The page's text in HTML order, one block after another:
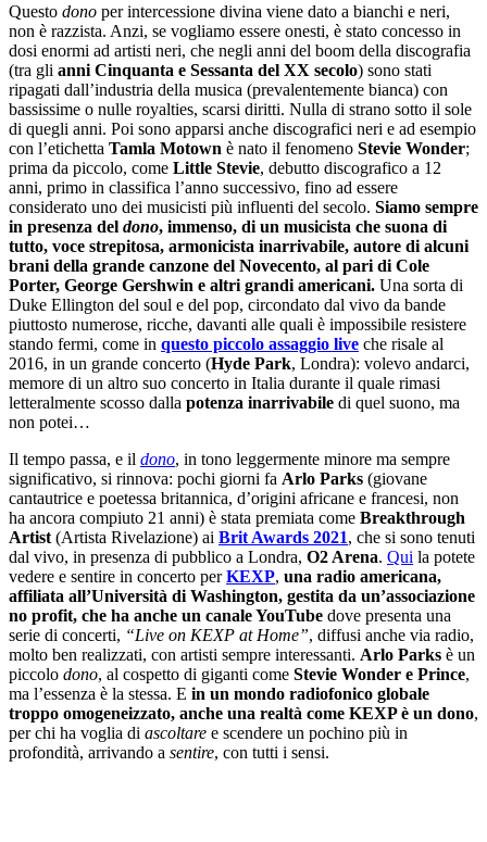
Questo dono per intercessione divina viene dato a bianchi e neri,
non è razzista. Anzi, se vogliamo essere onesti, è stato concesso in
dosi enormi ad artisti neri, che negli anni del boom della discografia
(tra gli anni Cinquanta e Sessanta del XX secolo) sono stati
ripagati dall’industria della musica (prevalentemente bianca) con
bassissime o nulle royalties, scarsi diritti. Nulla di strano sotto il sole
di quegli anni. Poi sono apparsi anche discografici neri e ad esempio
con l’etichetta Tamla Motown è nato il fenomeno Stevie Wonder;
prima da piccolo, come Little Stevie, debutto discografico a 12
anni, primo in classifica l’anno successivo, fino ad essere
considerato uno dei musicisti più influenti del secolo. Siamo sempre
in presenza del dono, immenso, di un musicista che suona di
tutto, voce strepitosa, armonicista inarrivabile, autore di alcuni
brani della grande canzone del Novecento, al pari di Cole
Porter, George Gershwin e altri grandi americani. Una sorta di
Duke Ellington del soul e del pop, circondato dal vivo da bande
piuttosto numerose, ricche, davanti alle quali è impossibile resistere
stando fermi, come in questo piccolo assaggio live che risale al
2016, in un grande concerto (Hyde Park, Londra): volevo andarci,
memore di un altro suo concerto in Italia durante il quale rimasi
letteralmente scosso dalla potenza inarrivabile di quel suono, ma
non potei…
Il tempo passa, e il dono, in tono leggermente minore ma sempre
significativo, si rinnova: pochi giorni fa Arlo Parks (giovane
cantautrice e poetessa britannica, d’origini africane e francesi, non
ha ancora compiuto 21 anni) è stata premiata come Breakthrough
Artist (Artista Rivelazione) ai Brit Awards 2021, che si sono tenuti
dal vivo, in presenza di pubblico a Londra, O2 Arena. Qui la potete
vedere e sentire in concerto perKEXP, una radio americana,
affiliata all’Università di Washington, gestita da un’associazione
no profit, che ha anche un canale YouTube dove presenta una
serie di concerti, “Live on KEXP at Home”, diffusi anche via radio,
molto ben realizzati, con artisti sempre interessanti. Arlo Parks è un
piccolo dono, al cospetto di giganti come Stevie Wonder e Prince,
ma l’essenza è la stessa. E in un mondo radiofonico globale
troppo omogeneizzato, anche una realtà come KEXP è un dono,
per chi ha voglia di ascoltare e scendere un pochino più in
profondità, arrivando a sentire, con tutti i sensi.